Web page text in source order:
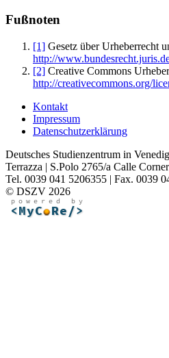
Fußnoten
[1] Gesetz über Urheberrecht
http://
[2] Creative Commons
http://creativecommons.org/
Kontakt
Impressum
Datenschutzerklärung
Deutsches Studienzentrum in
Terrazza | S.Polo 2765/a Calle
Tel. 0039 041 5206355 | Fax. 0039
© DSZV 2026